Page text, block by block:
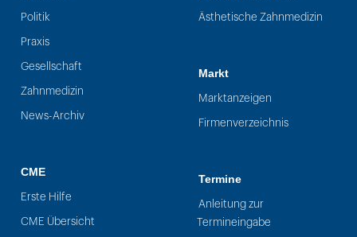
Politik
Praxis
Gesellschaft
Zahnmedizin
News-Archiv
CME
Erste Hilfe
CME Übersicht
Ästhetische Zahnmedizin
Markt
Marktanzeigen
Firmenverzeichnis
Termine
Anleitung zur
Termineingabe